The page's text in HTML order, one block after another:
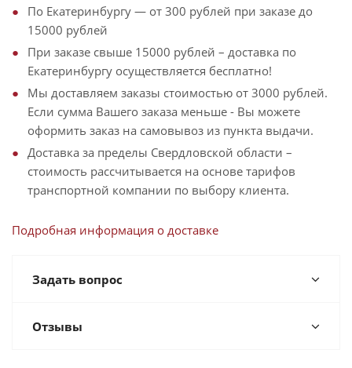
По Екатеринбургу — от 300 рублей при заказе до
15000 рублей
При заказе свыше 15000 рублей – доставка по
Екатеринбургу осуществляется бесплатно!
Мы доставляем заказы стоимостью от 3000 рублей.
Если сумма Вашего заказа меньше - Вы можете
оформить заказ на самовывоз из пункта выдачи.
Доставка за пределы Свердловской области –
стоимость рассчитывается на основе тарифов
транспортной компании по выбору клиента.
Подробная информация о доставке
Задать вопрос
Отзывы